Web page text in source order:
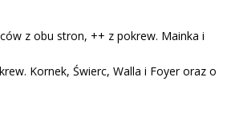
z obu stron, ++ z pokrew. Mainka i
Kornek, Świerc, Walla i Foyer oraz o